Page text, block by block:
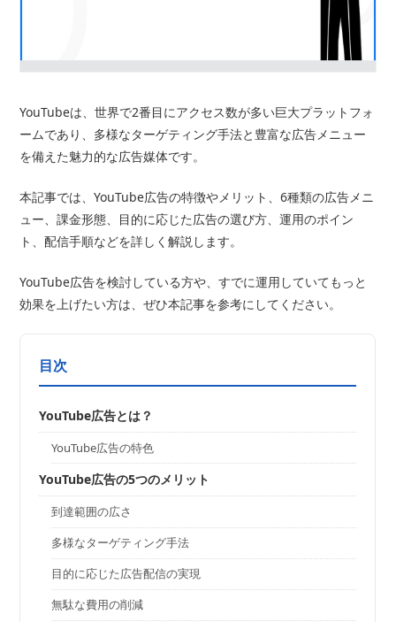
YouTubeは、世界で2番目にアクセス数が多い巨大プラットフォ
ームであり、多様なターゲティング手法と豊富な広告メニュー
を備えた魅力的な広告媒体です。
本記事では、YouTube広告の特徴やメリット、6種類の広告メニ
ュー、課金形態、目的に応じた広告の選び方、運用のポイン
ト、配信手順などを詳しく解説します。
YouTube広告を検討している方や、すでに運用していてもっと
効果を上げたい方は、ぜひ本記事を参考にしてください。
目次
YouTube広告とは？
YouTube広告の特色
YouTube広告の5つのメリット
到達範囲の広さ
多様なターゲティング手法
目的に応じた広告配信の実現
無駄な費用の削減